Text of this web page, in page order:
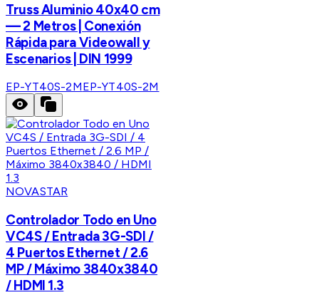
Truss Aluminio 40x40 cm
— 2 Metros | Conexión
Rápida para Videowall y
Escenarios | DIN 1999
EP-YT40S-2MEP-YT40S-2M
NOVASTAR
Controlador Todo en Uno
VC4S / Entrada 3G-SDI /
4 Puertos Ethernet / 2.6
MP / Máximo 3840x3840
/ HDMI 1.3